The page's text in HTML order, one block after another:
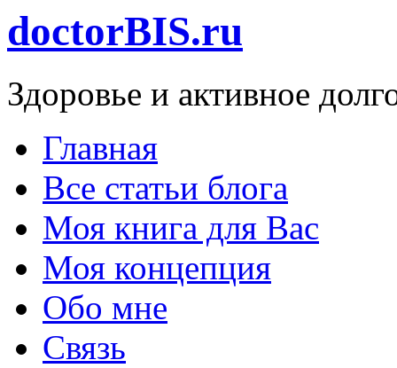
doctorBIS.ru
Здоровье и активное
Главная
Все статьи блога
Моя книга для Вас
Моя концепция
Обо мне
Связь